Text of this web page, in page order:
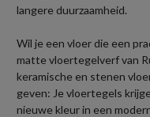
langere duurzaamheid.
Wil je een vloer die een
matte vloertegelverf van
keramische en stenen
geven: Je vloertegels
nieuwe kleur in een